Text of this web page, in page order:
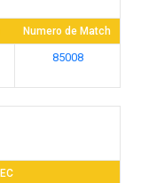
Numero de Match
85008